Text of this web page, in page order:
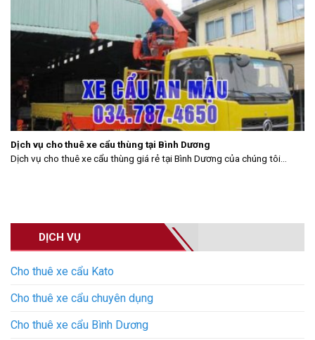
DỊCH VỤ
Cho thuê xe cẩu Kato
Cho thuê xe cẩu chuyên dụng
Cho thuê xe cẩu Bình Dương
Dịch vụ cho thuê xe cẩu thùng tại Bình Dương
Dịch vụ cho thuê xe cẩu thùng giá rẻ tại Bình Dương của chúng tôi...